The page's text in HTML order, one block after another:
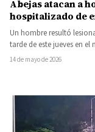
Abejas atacan a
hospitalizado de
Un hombre resultó
tarde de este jueves en
14 de mayo de 2026